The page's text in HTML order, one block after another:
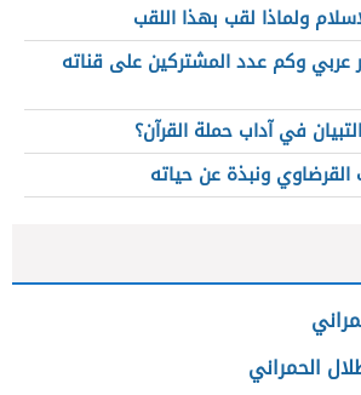
ولماذا لقب بهذا اللقب
وكم عدد المشتركين على قناته
في آداب حملة القرآن؟
ونبذة عن حياته
الحمراني